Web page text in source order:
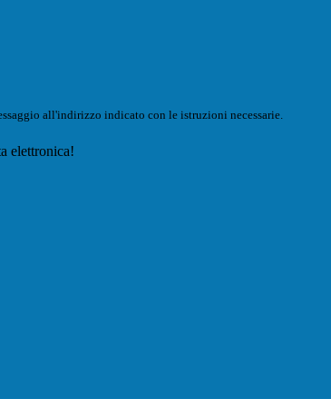
all'indirizzo indicato con le istruzioni necessarie.
elettronica!